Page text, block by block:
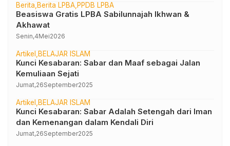
Berita Berita LPBA PPDB LPBA
Beasiswa Gratis LPBA Sabilunnajah Ikhwan &
Akhawat
Senin,4Mei2026
Artikel BELAJAR ISLAM
Kunci Kesabaran: Sabar dan Maaf sebagai Jalan
Kemuliaan Sejati
Jumat,26September2025
Artikel BELAJAR ISLAM
Kunci Kesabaran: Sabar Adalah Setengah dari Iman
dan Kemenangan dalam Kendali Diri
Jumat,26September2025